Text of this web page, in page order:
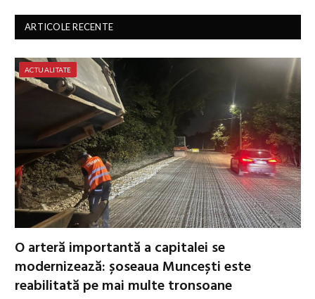
ARTICOLE RECENTE
ACTUALITATE
O arteră importantă a capitalei se
modernizează: șoseaua Muncești este
reabilitată pe mai multe tronsoane